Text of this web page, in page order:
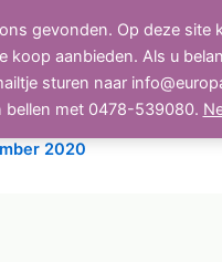
gevonden. Op deze site
koop aanbieden. Als u
sturen naar
bellen met 0478-539080.
LICHT
622 dvd
2020